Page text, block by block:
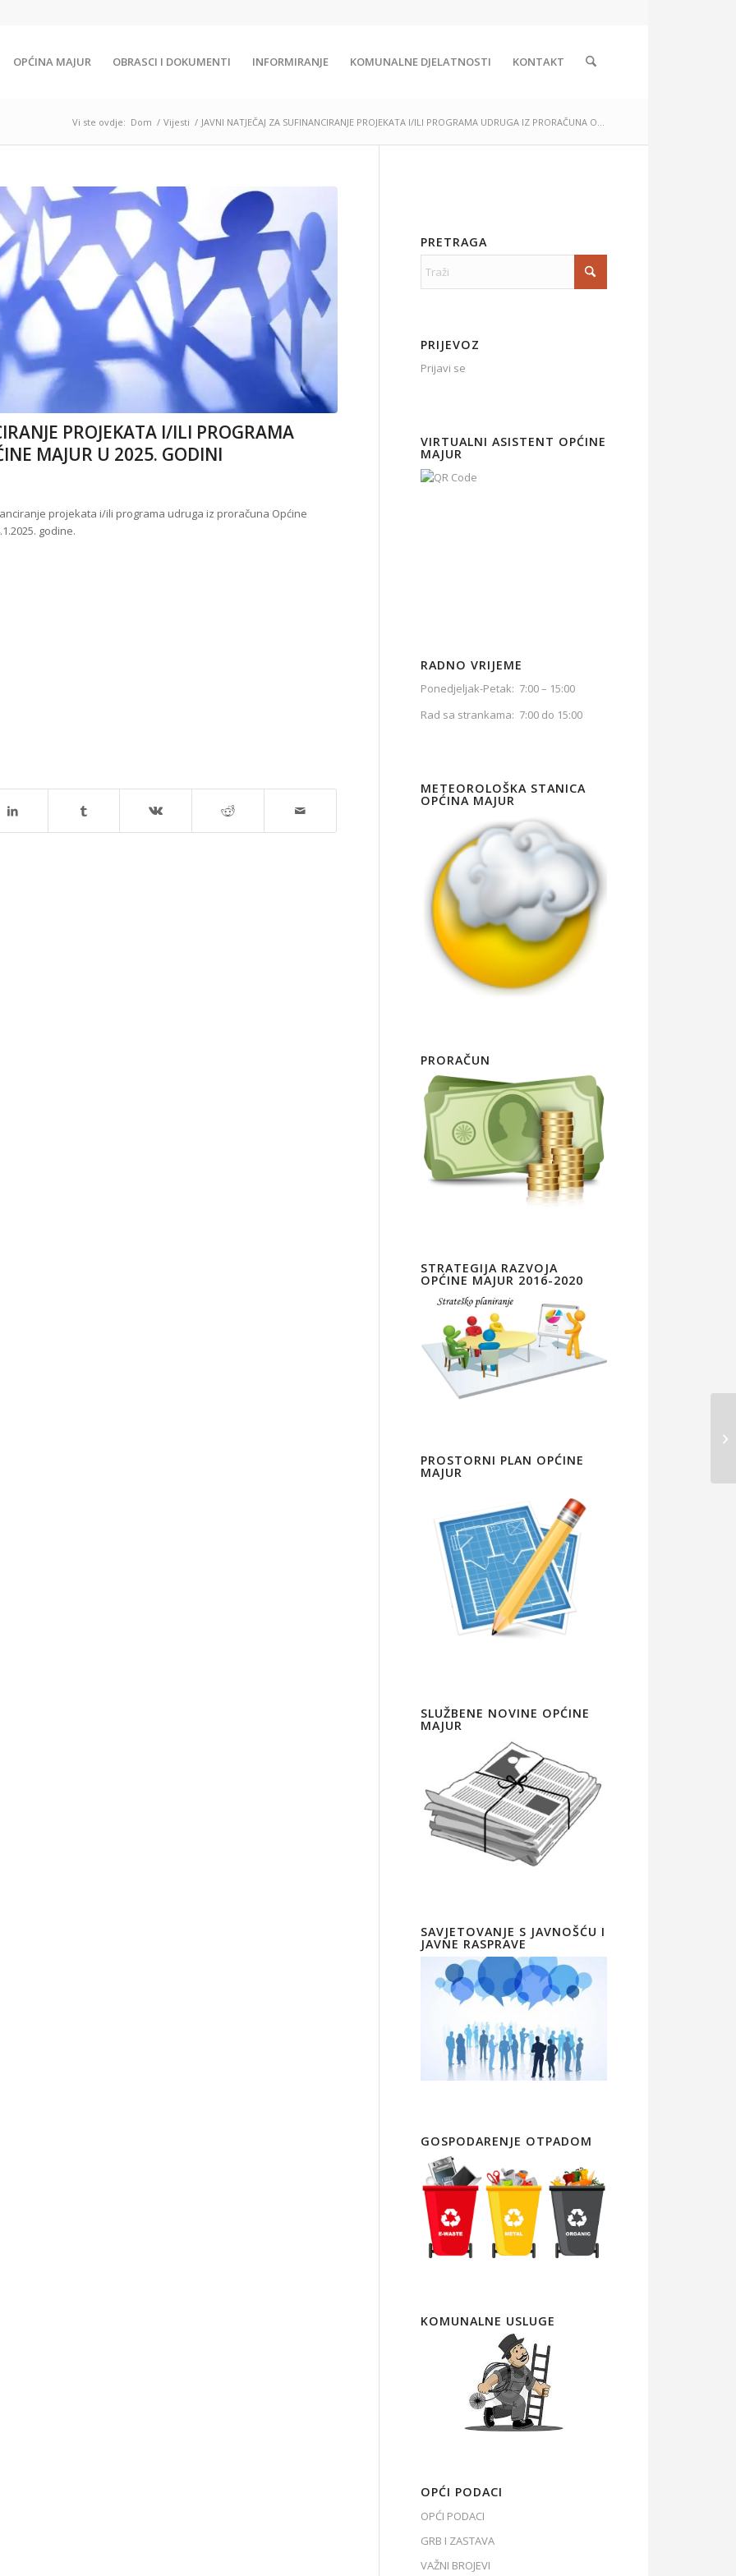
OPĆINA MAJUR OBRASCI I DOKUMENTI INFORMIRANJE KOMUNALNE DJELATNOSTI KONTAKT
Vi ste ovdje: Dom / Vijesti / JAVNI NATJEČAJ ZA SUFINANCIRANJE PROJEKATA I/ILI PROGRAMA UDRUGA IZ PRORAČUNA O...
PROJEKATA I/ILI PROGRAMA
MAJUR U 2025. GODINI
projekata i/ili programa udruga iz proračuna Općine
godine.
PRETRAGA
PRIJEVOZ
Prijavi se
VIRTUALNI ASISTENT OPĆINE
MAJUR
RADNO VRIJEME
Ponedjeljak-Petak: 7:00 – 15:00
Rad sa strankama: 7:00 do 15:00
METEOROLOŠKA STANICA
OPĆINA MAJUR
PRORAČUN
STRATEGIJA RAZVOJA
OPĆINE MAJUR 2016-2020
PROSTORNI PLAN OPĆINE
MAJUR
SLUŽBENE NOVINE OPĆINE
MAJUR
SAVJETOVANJE S JAVNOŠĆU I
JAVNE RASPRAVE
GOSPODARENJE OTPADOM
KOMUNALNE USLUGE
OPĆI PODACI
OPĆI PODACI
GRB I ZASTAVA
VAŽNI BROJEVI